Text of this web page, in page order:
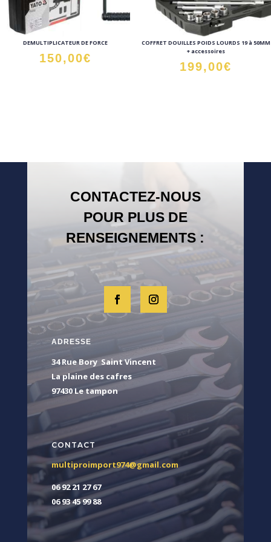
DEMULTIPLICATEUR DE FORCE
150,00€
COFFRET DOUILLES POIDS LOURDS 19 à 50MM
+ accessoires
199,00€
CONTACTEZ-NOUS
POUR PLUS DE
RENSEIGNEMENTS :
ADRESSE
34 Rue Bory Saint Vincent
La plaine des cafres
97430 Le tampon
CONTACT
multiproimport974@gmail.com
06 92 21 27 67
06 93 45 99 88